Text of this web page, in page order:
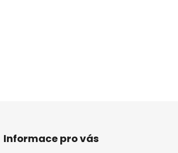
Informace pro vás